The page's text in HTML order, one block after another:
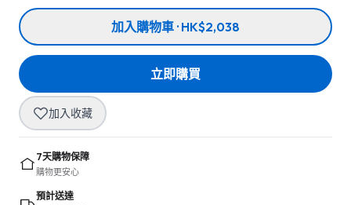
加入購物車 · HK$2,038
立即購買
加入收藏
7天購物保障
購物更安心
預計送達